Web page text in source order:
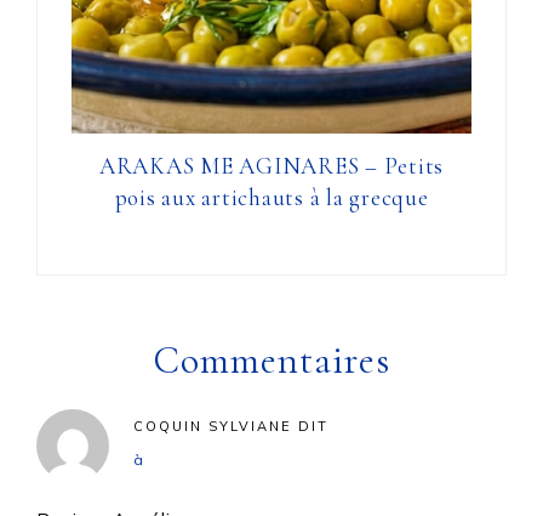
ARAKAS ME AGINARES – Petits
pois aux artichauts à la grecque
Commentaires
COQUIN SYLVIANE DIT
à